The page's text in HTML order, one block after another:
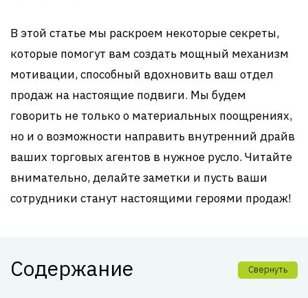
В этой статье мы раскроем некоторые секреты,
которые помогут вам создать мощный механизм
мотивации, способный вдохновить ваш отдел
продаж на настоящие подвиги. Мы будем
говорить не только о материальных поощрениях,
но и о возможности направить внутренний драйв
ваших торговых агентов в нужное русло. Читайте
внимательно, делайте заметки и пусть ваши
сотрудники станут настоящими героями продаж!
Содержание Свернуть